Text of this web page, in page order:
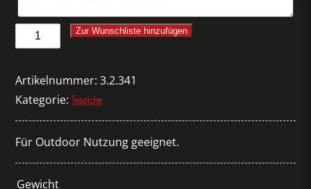
Teppich
Match
Zur Wunschliste hinzufügen
Artikelnummer:3.2.341
Kategorie:Teppiche
Für Outdoor Nutzung geeignet.
Gewicht